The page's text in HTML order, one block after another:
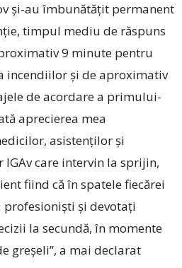
și-au îmbunătățit permanent
timpul mediu de răspuns
9 minute pentru
incendiilor și de aproximativ
de acordare a primului-
aprecierea mea
asistenților și
care intervin la sprijin,
fiind că în spatele fiecărei
și devotați
la secundă, în momente
greșeli”, a mai declarat